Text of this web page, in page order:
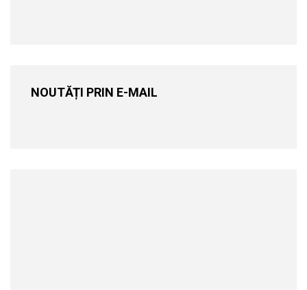
NOUTĂȚI PRIN E-MAIL